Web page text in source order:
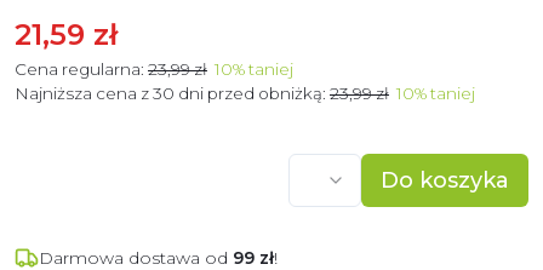
21,59 zł
Cena regularna: 23,99 zł 10%taniej
Najniższa cena z 30 dni przed obniżką: 23,99 zł 10%taniej
Do koszyka
Darmowa dostawa od 99 zł!